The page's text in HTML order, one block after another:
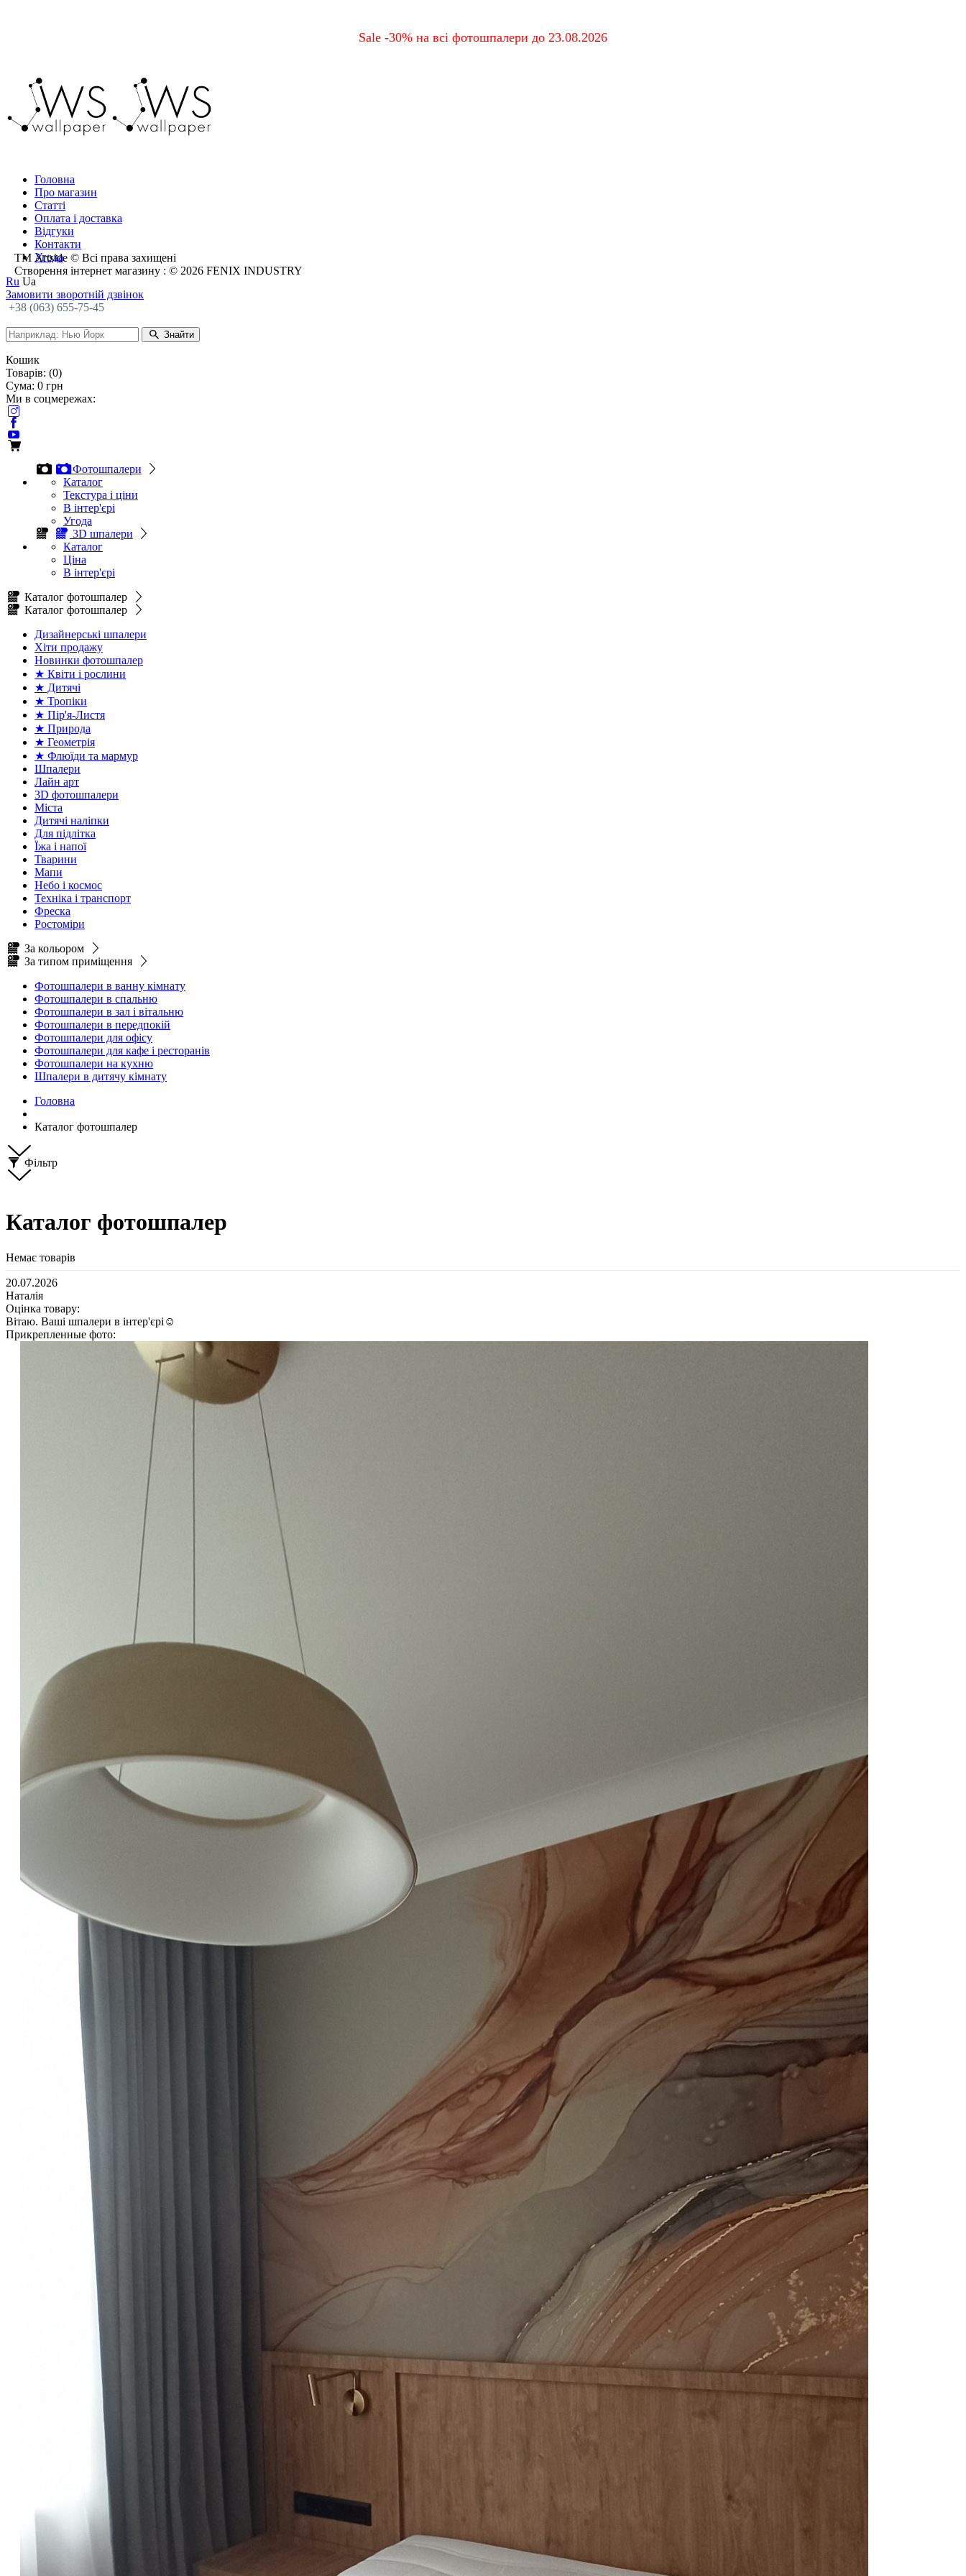
Sale -30% на всі фотошпалери до 23.08.2026
Головна
Про магазин
Статті
Оплата і доставка
Відгуки
Контакти
Угода
Ru Ua
Замовити зворотній дзвінок
+38 (063) 655-75-45
Знайти
Кошик
Товарів: (0)
Сума: 0 грн
Ми в соцмережах:
Фотошпалери
Каталог
Текстура і ціни
В інтер'єрі
Угода
3D шпалери
Каталог
Ціна
В інтер'єрі
Каталог фотошпалер
Каталог фотошпалер
Дизайнерські шпалери
Хіти продажу
Новинки фотошпалер
★ Квіти і рослини
★ Дитячі
★ Тропіки
★ Пір'я-Листя
★ Природа
★ Геометрія
★ Флюїди та мармур
Шпалери
Лайн арт
3D фотошпалери
Міста
Дитячі наліпки
Для підлітка
Їжа і напої
Тварини
Мапи
Небо і космос
Техніка і транспорт
Фреска
Ростоміри
За кольором
За типом приміщення
Фотошпалери в ванну кімнату
Фотошпалери в спальню
Фотошпалери в зал і вітальню
Фотошпалери в передпокій
Фотошпалери для офісу
Фотошпалери для кафе і ресторанів
Фотошпалери на кухню
Шпалери в дитячу кімнату
Головна
Каталог фотошпалер
Фільтр
Каталог фотошпалер
Немає товарів
20.07.2026
Наталія
Оцінка товару:
Вітаю. Ваші шпалери в інтер'єрі☺️
Прикрепленные фото:
ТМ Artside © Всі права захищені
Створення інтернет магазину : © 2026 FENIX INDUSTRY